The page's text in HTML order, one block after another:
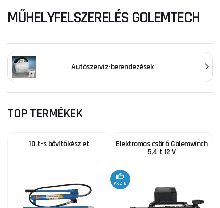
MŰHELYFELSZERELÉS GOLEMTECH
Autószerviz-berendezések
TOP TERMÉKEK
10 t-s bővítőkészlet Elektromos csörlő Golemwinch
5,4 t 12 V
AKCIÓ